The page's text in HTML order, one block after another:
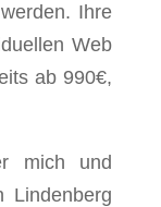
Ihre
Web
ab 990€,
mich und
Lindenberg